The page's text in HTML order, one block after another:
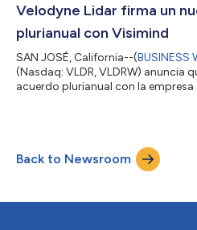
GreenValley utiliza los sensores
proporcionar capacidades de
Velodyne Lidar firma un
plurianual con Visimind
SAN JOSÉ, California--(BUSINESS
(Nasdaq: VLDR, VLDRW) anuncia
acuerdo plurianual con la
tecnología lidar de Velodyne. Este
larga colaboración entre Visimind y
Back to Newsroom